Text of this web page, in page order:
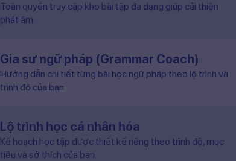
Toàn quyền truy cập kho bài tập đa dạng giúp cải thiện
phát âm.
Gia sư ngữ pháp (Grammar Coach)
Hướng dẫn chi tiết từng bài học ngữ pháp theo lộ trình và
trình độ của bạn
Lộ trình học cá nhân hóa
Kế hoạch học tập được thiết kế riêng theo trình độ, mục
tiêu và sở thích của bạn.